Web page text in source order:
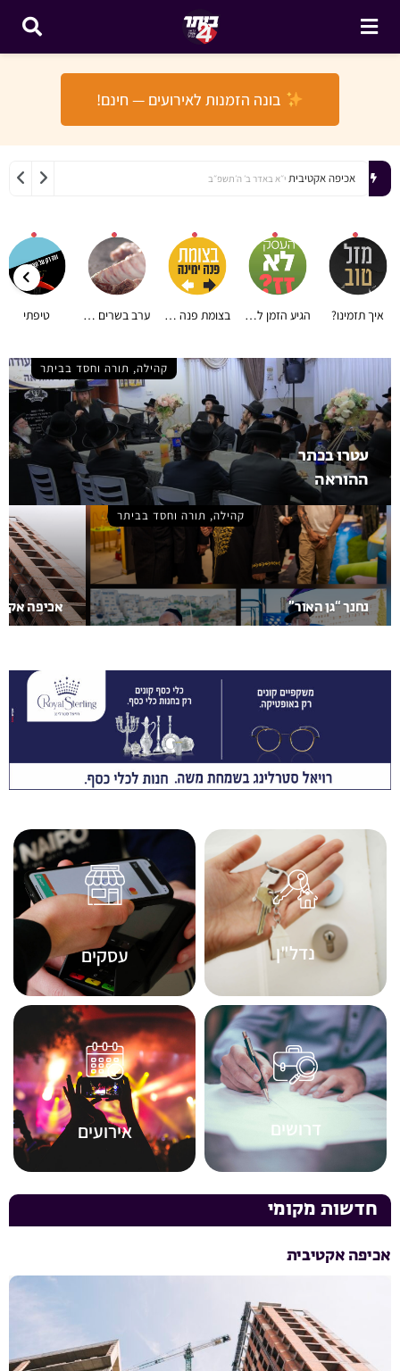
בונה הזמנות לאירועים — חינם!
אכיפה אקטיבית י״א באדר ב׳ ה׳תשפ״ב
איך תזמינו? הגיע הזמן לעוף בצומת פנה ימינה ערב בשרים מהאגדות טיפתי
קהילה, תורה וחסד בביתר
עטרו בכתר
ההוראה
קהילה, תורה וחסד בביתר
נחנך “גן האור” אכיפה
נדל"ן עסקים
דרושים אירועים
חדשות מקומי
אכיפה אקטיבית